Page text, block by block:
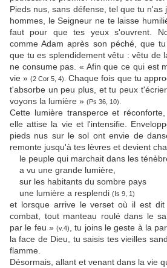
Pieds nus, sans défense, tel que tu n'as
hommes, le Seigneur ne te laisse
faut pour que tes yeux s'ouvrent.
comme Adam après son péché, que
que tu es splendidement vêtu : vêtu de
ne consume pas. « Afin que ce qui est
vie »(2 Cor 5, 4).
Chaque fois que tu
t'absorbe un peu plus, et tu peux
voyons la lumière » (Ps 36, 10).
Cette lumière transperce et
elle attise la vie et l'intensifie.
pieds nus sur le sol ont envie de
remonte jusqu'à tes lèvres et devient
le peuple qui marchait dans les
a vu une grande lumière,
sur les habitants du sombre pays
une lumière a resplendi (Is 9, 1)
et lorsque arrive le verset où il est
combat, tout manteau roulé dans le
par le feu »(v.4)
, tu joins le geste à la
la face de Dieu, tu saisis tes vieilles
flamme.
Désormais, allant et venant dans la vie